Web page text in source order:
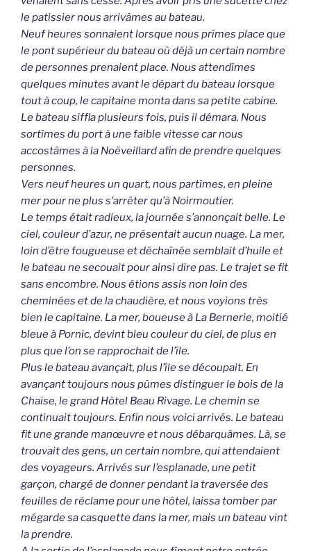
le patissier nous arrivâmes au bateau.
Neuf heures sonnaient lorsque nous prîmes place que
le pont supérieur du bateau où déjà un certain nombre
de personnes prenaient place. Nous attendîmes
quelques minutes avant le départ du bateau lorsque
tout à coup, le capitaine monta dans sa petite cabine.
Le bateau siffla plusieurs fois, puis il démara. Nous
sortîmes du port à une faible vitesse car nous
accostâmes à la Noëveillard afin de prendre quelques
personnes.
Vers neuf heures un quart, nous partîmes, en pleine
mer pour ne plus s’arrêter qu’à Noirmoutier.
Le temps était radieux, la journée s’annonçait belle. Le
ciel, couleur d’azur, ne présentait aucun nuage. La mer,
loin d’être fougueuse et déchaînée semblait d’huile et
le bateau ne secouait pour ainsi dire pas. Le trajet se fit
sans encombre. Nous étions assis non loin des
cheminées et de la chaudière, et nous voyions très
bien le capitaine. La mer, boueuse à La Bernerie, moitié
bleue à Pornic, devint bleu couleur du ciel, de plus en
plus que l’on se rapprochait de l’île.
Plus le bateau avançait, plus l’île se découpait. En
avançant toujours nous pûmes distinguer le bois de la
Chaise, le grand Hôtel Beau Rivage. Le chemin se
continuait toujours. Enfin nous voici arrivés. Le bateau
fit une grande manœuvre et nous débarquâmes. Là, se
trouvait des gens, un certain nombre, qui attendaient
des voyageurs. Arrivés sur l’esplanade, une petit
garçon, chargé de donner pendant la traversée des
feuilles de réclame pour une hôtel, laissa tomber par
mégarde sa casquette dans la mer, mais un bateau vint
la prendre.